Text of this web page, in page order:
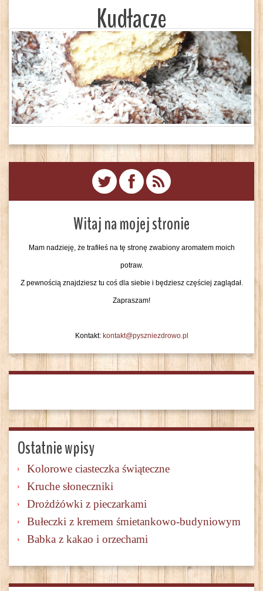
Kudłacze
Witaj na mojej stronie
Mam nadzieję, że trafiłeś na tę stronę zwabiony aromatem moich
potraw.
Z pewnością znajdziesz tu coś dla siebie i będziesz częściej zaglądał.
Zapraszam!
Kontakt: kontakt@pyszniezdrowo.pl
Ostatnie wpisy
Kolorowe ciasteczka świąteczne
Kruche słoneczniki
Drożdżówki z pieczarkami
Bułeczki z kremem śmietankowo-budyniowym
Babka z kakao i orzechami